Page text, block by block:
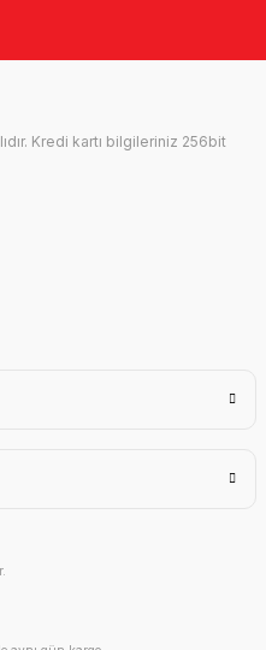
Kredi kartı bilgileriniz 256bit